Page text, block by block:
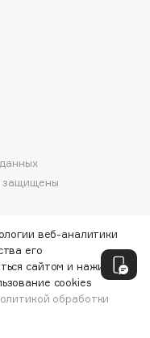
защищены
веб-аналитики
его
сайтом и нажимая
cookies
обработки